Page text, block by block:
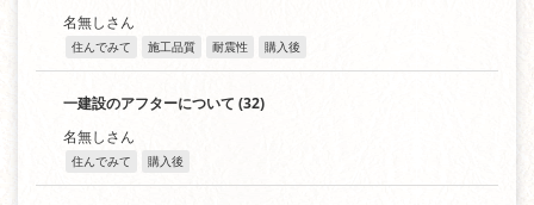
名無しさん
住んでみて 施工品質 耐震性 購入後
一建設のアフターについて (32)
名無しさん
住んでみて 購入後